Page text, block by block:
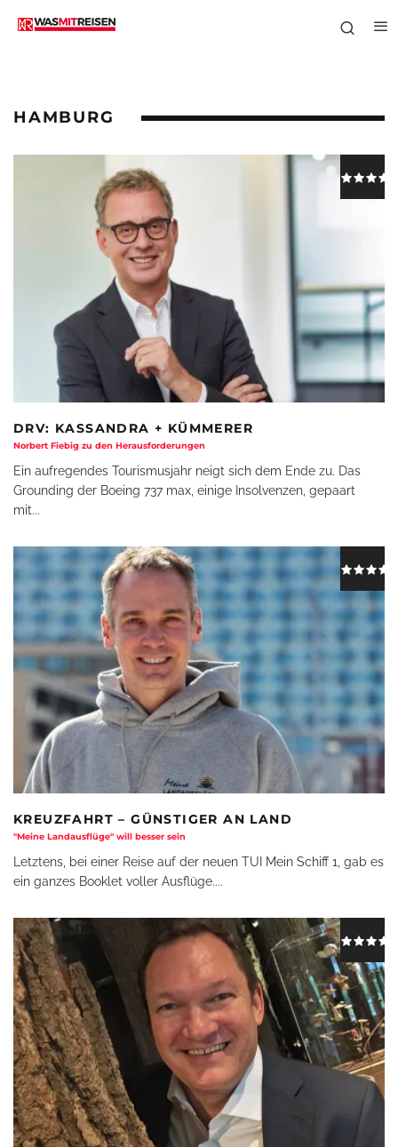
HAMBURG
DRV: KASSANDRA + KÜMMERER
Norbert Fiebig zu den Herausforderungen
Ein aufregendes Tourismusjahr neigt sich dem Ende zu. Das
Grounding der Boeing 737 max, einige Insolvenzen, gepaart
mit...
KREUZFAHRT – GÜNSTIGER AN LAND
"Meine Landausflüge" will besser sein
Letztens, bei einer Reise auf der neuen TUI Mein Schiff 1, gab es
ein ganzes Booklet voller Ausflüge....